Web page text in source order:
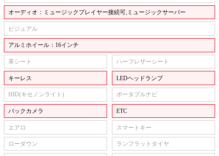
オーディオ：ミュージックプレイヤー接続可,ミュージックサーバー
ビジュアル
アルミホイール：16インチ
革シート ハーフレザーシート
キーレス LEDヘッドランプ
HID(キセノンライト) ポータブルナビ
バックカメラ ETC
エアロ スマートキー
ローダウン ランフラットタイヤ